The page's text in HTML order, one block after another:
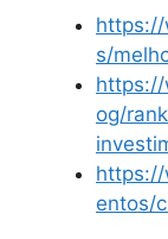
s/
https://
og/
https://
entos/